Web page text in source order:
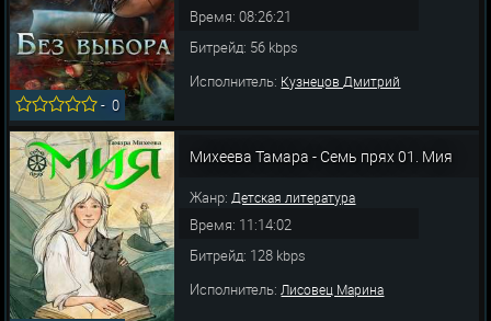
-0
Время: 08:26:21
Битрейд: 56 kbps
Исполнитель: Кузнецов Дмитрий
Михеева Тамара - Семь прях 01. Мия
Жанр:Детская литература
Время: 11:14:02
Битрейд: 128 kbps
Исполнитель:Лисовец Марина